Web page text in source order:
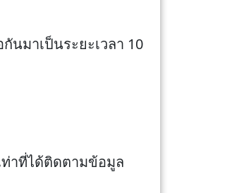
มาเป็นระยะเวลา 10
ท่าที่ได้ติดตามข้อมูล